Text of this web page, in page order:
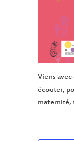
Viens
écouter,
maternité,